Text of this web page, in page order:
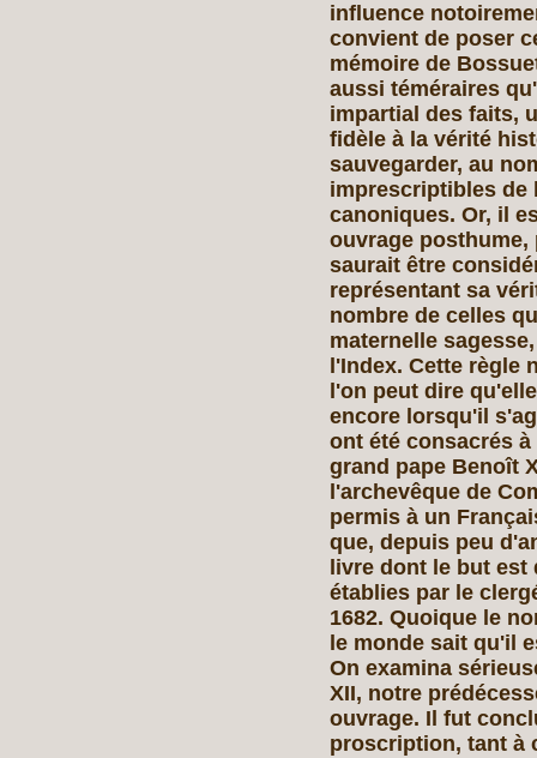
influence
convient de poser
mémoire de
aussi téméraires
impartial des faits,
fidèle à la vérité
sauvegarder, au
imprescriptibles de
canoniques. Or, il
ouvrage posthume,
saurait être
représentant sa
nombre de celles
maternelle
l'Index. Cette règle
l'on peut dire
encore lorsqu'il
ont été consacrés
grand pape Benoît
l'archevêque de
permis à un
que, depuis peu
livre dont le but
établies par le
1682. Quoique le
le monde sait qu'il
On examina
XII, notre
ouvrage. Il fut
proscription, tant à